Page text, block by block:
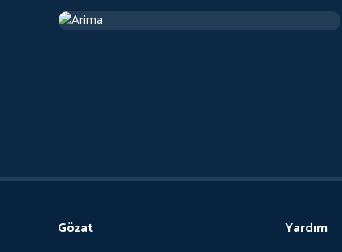
2019Arthouse
Gözat Yardım